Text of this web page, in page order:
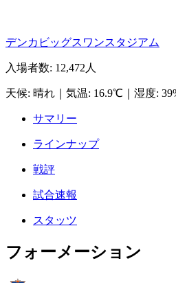
デンカビッグスワンスタジアム
入場者数: 12,472人
天候: 晴れ 気温: 16.9℃ 湿度:
サマリー
ラインナップ
戦評
試合速報
スタッツ
フォーメーション